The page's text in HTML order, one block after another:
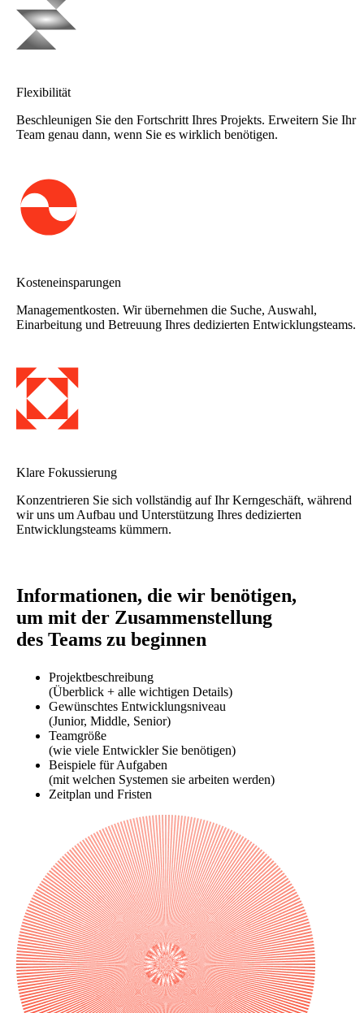
Flexibilität
Beschleunigen Sie den Fortschritt Ihres Projekts. Erweitern Sie Ihr
Team genau dann, wenn Sie es wirklich benötigen.
Kosteneinsparungen
Managementkosten. Wir übernehmen die Suche, Auswahl,
Einarbeitung und Betreuung Ihres dedizierten Entwicklungsteams.
Klare Fokussierung
Konzentrieren Sie sich vollständig auf Ihr Kerngeschäft, während
wir uns um Aufbau und Unterstützung Ihres dedizierten
Entwicklungsteams kümmern.
Informationen, die wir benötigen,
um mit der Zusammenstellung
des Teams zu beginnen
Projektbeschreibung
(Überblick + alle wichtigen Details)
Gewünschtes Entwicklungsniveau
(Junior, Middle, Senior)
Teamgröße
(wie viele Entwickler Sie benötigen)
Beispiele für Aufgaben
(mit welchen Systemen sie arbeiten werden)
Zeitplan und Fristen